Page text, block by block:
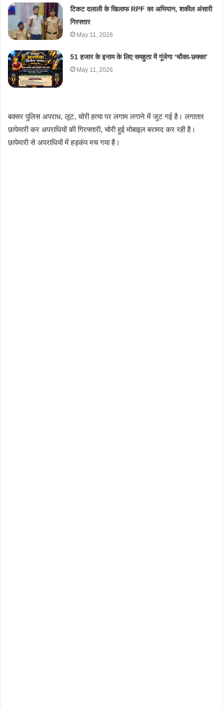
टिकट दलाली के खिलाफ RPF का अभियान, शकील अंसारी
गिरफ्तार
May 11, 2026
51 हजार के इनाम के लिए समहुता में गूंजेगा ‘चौका-छक्का’
May 11, 2026
बक्सर पुलिस अपराध, लूट, चोरी हत्या पर लगाम लगाने में जुट गई है। लगातार
छापेमारी कर अपराधियों की गिरफ्तारी, चोरी हुई मोबाइल बरामद कर रही है।
छापेमारी से अपराधियों में हड़कंप मच गया है।